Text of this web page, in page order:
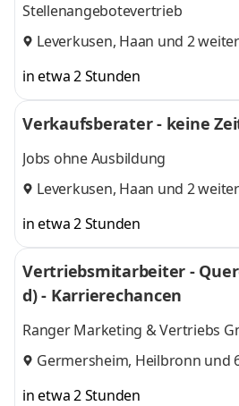
Stellenangebotevertrieb
Leverkusen, Haan und 2
in etwa 2 Stunden
Verkaufsberater - keine
Jobs ohne Ausbildung
Leverkusen, Haan und 2
in etwa 2 Stunden
Vertriebsmitarbeiter -
d) - Karrierechancen
Ranger Marketing & Vertriebs
Germersheim, Heilbronn und
in etwa 2 Stunden